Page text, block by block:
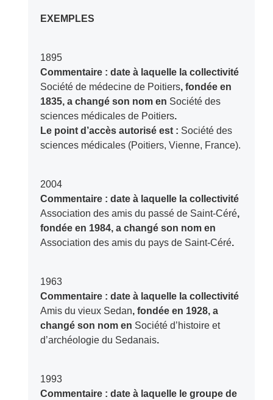
EXEMPLES
1895
Commentaire : date à laquelle la collectivité
Société de médecine de Poitiers, fondée en
1835, a changé son nom en Société des
sciences médicales de Poitiers.
Le point d’accès autorisé est : Société des
sciences médicales (Poitiers, Vienne, France).
2004
Commentaire : date à laquelle la collectivité
Association des amis du passé de Saint-Céré,
fondée en 1984, a changé son nom en
Association des amis du pays de Saint-Céré.
1963
Commentaire : date à laquelle la collectivité
Amis du vieux Sedan, fondée en 1928, a
changé son nom en Société d’histoire et
d’archéologie du Sedanais.
1993
Commentaire : date à laquelle le groupe de